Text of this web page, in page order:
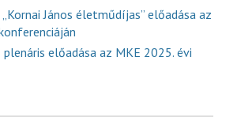
János életműdíjas” előadása az
előadása az MKE 2025. évi